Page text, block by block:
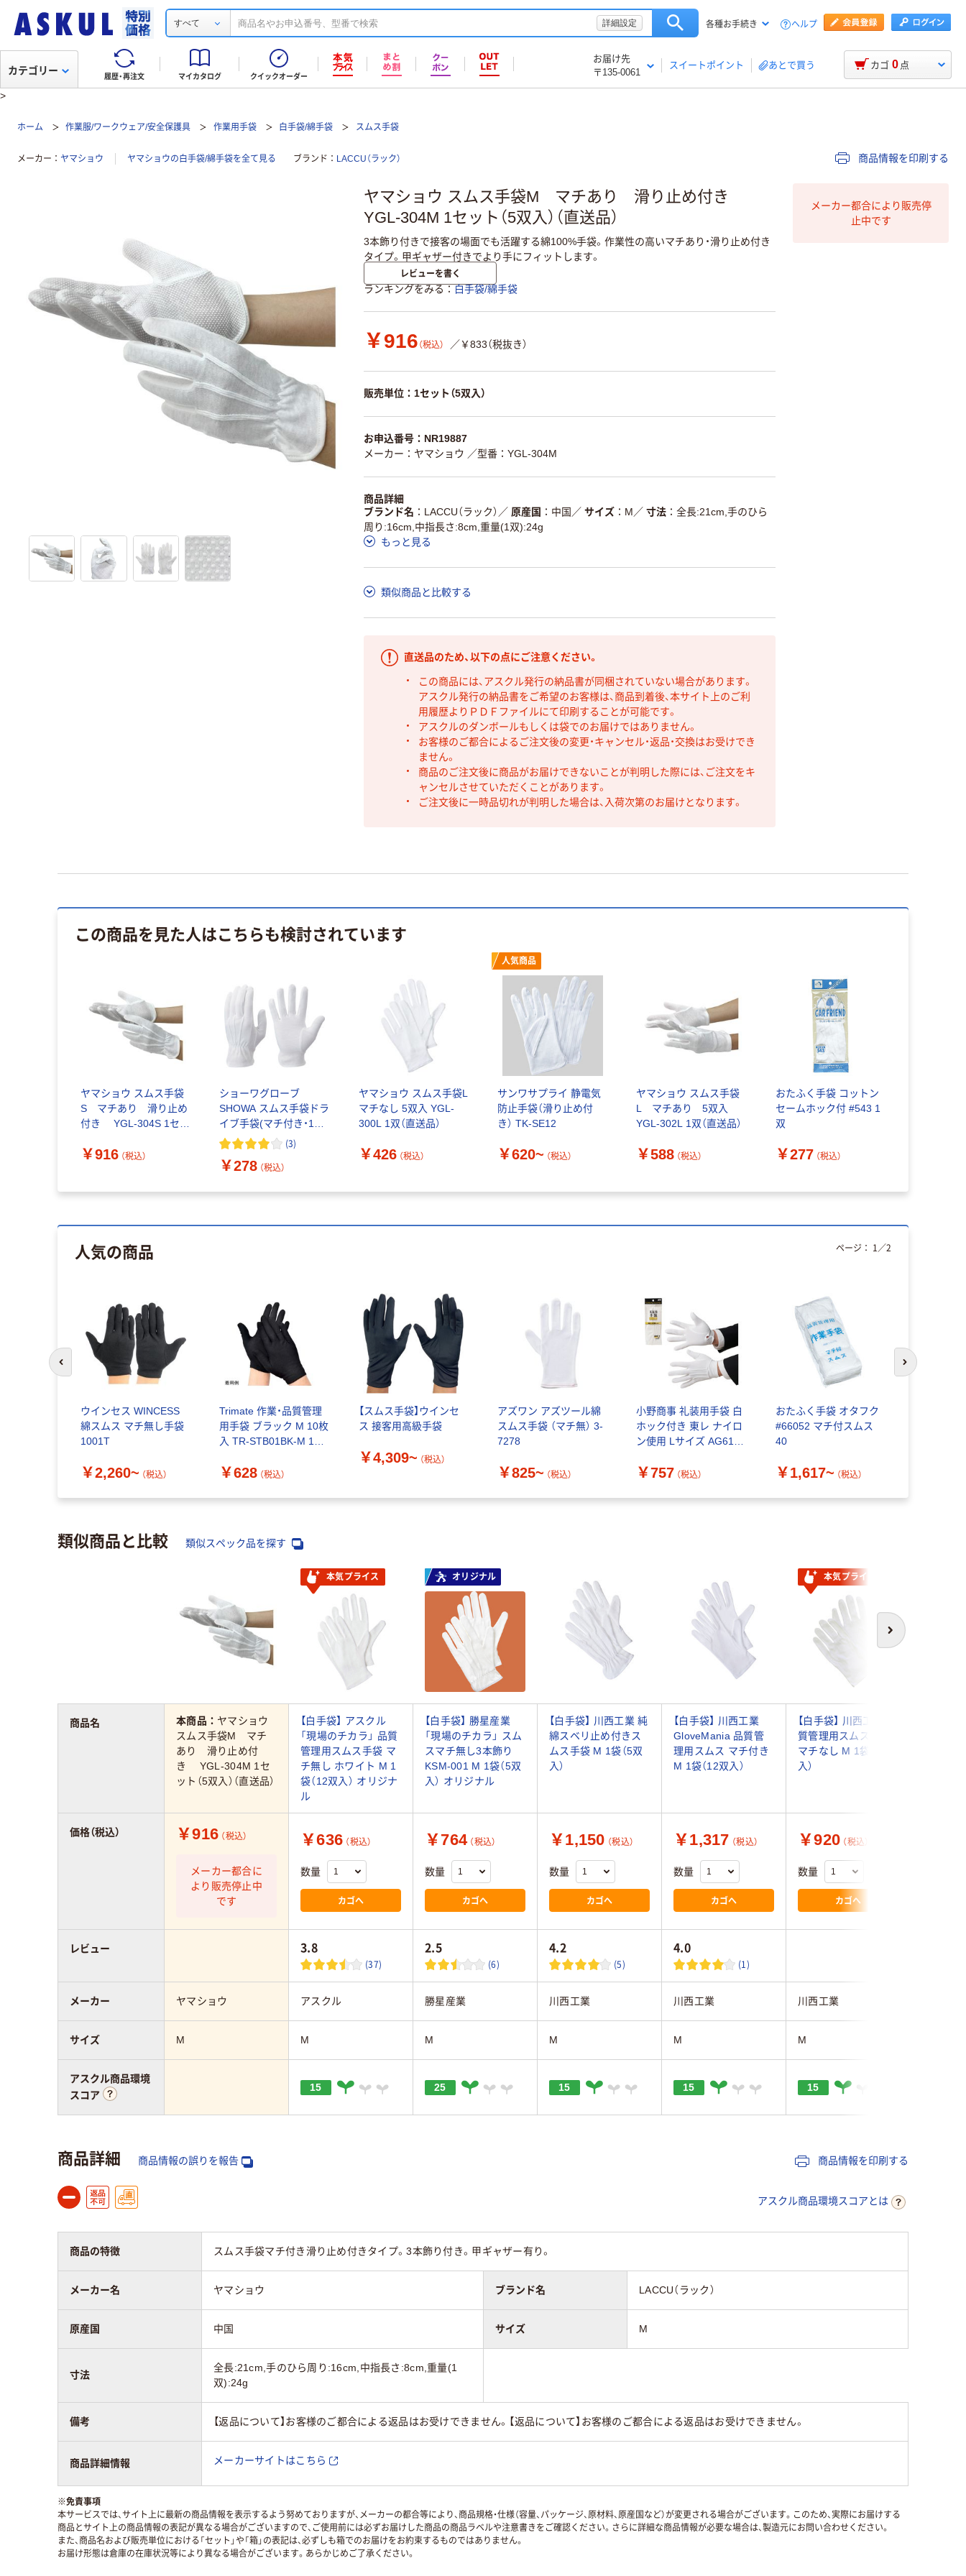
すべて 詳細設定 各種お手続き ヘルプ
履歴・再注文 マイカタログ クイックオーダー
お届け先
〒135-0061
スイートポイント あとで買う
カテゴリー カゴ 0 点
>
ホーム 作業服/ワークウェア/安全保護具 作業用手袋 白手袋/綿手袋 スムス手袋
メーカー ヤマショウ ヤマショウの白手袋/綿手袋を全て見る ブランド LACCU（ラック） 商品情報を印刷する
ヤマショウ スムス手袋M マチあり 滑り止め付き
YGL-304M 1セット（5双入）（直送品）
3本飾り付きで接客の場面でも活躍する綿100%手袋。作業性の高いマチあり・滑り止め付き
タイプ。甲ギャザー付きでより手にフィットします。
レビューを書く
ランキングをみる 白手袋/綿手袋
￥916 （税込） ／￥833（税抜き）
販売単位：1セット（5双入）
お申込番号：NR19887
メーカー：ヤマショウ ／型番：YGL-304M
商品詳細
ブランド名
LACCU（ラック） ／ 原産国 中国 ／ サイズ M ／ 寸法
全長:21cm,手のひら
周り:16cm,中指長さ:8cm,重量(1双):24g
もっと見る
類似商品と比較する
直送品のため、以下の点にご注意ください。
この商品には、アスクル発行の納品書が同梱されていない場合があります。
アスクル発行の納品書をご希望のお客様は、商品到着後、本サイト上のご利
用履歴よりＰＤＦファイルにて印刷することが可能です。
アスクルのダンボールもしくは袋でのお届けではありません。
お客様のご都合によるご注文後の変更・キャンセル・返品・交換はお受けでき
ません。
商品のご注文後に商品がお届けできないことが判明した際には、ご注文をキ
ャンセルさせていただくことがあります。
ご注文後に一時品切れが判明した場合は、入荷次第のお届けとなります。
メーカー都合により販売停
止中です
この商品を見た人はこちらも検討されています
ヤマショウ スムス手袋
S マチあり 滑り止め
付き YGL-304S 1セッ
￥916 （税込）
ショーワグローブ
SHOWA スムス手袋ドラ
イブ手袋(マチ付き・1双
入) フリーサイズ DRIVE
(3)
￥278 （税込）
ヤマショウ スムス手袋L
マチなし 5双入 YGL-
300L 1双（直送品）
￥426 （税込）
人気商品
サンワサプライ 静電気
防止手袋（滑り止め付
き） TK-SE12
￥620~ （税込）
ヤマショウ スムス手袋
L マチあり 5双入
YGL-302L 1双（直送品）
￥588 （税込）
おたふく手袋 コットン
セームホック付 #543 1
双
￥277 （税込）
人気の商品
ウインセス WINCESS
綿スムス マチ無し手袋
1001T
￥2,260~ （税込）
Trimate 作業・品質管理
用手袋 ブラック M 10枚
入 TR-STB01BK-M 1セ
76（直送品）
￥628 （税込）
【スムス手袋】ウインセ
ス 接客用高級手袋
￥4,309~ （税込）
アズワン アズツール綿
スムス手袋 （マチ無） 3-
7278
￥825~ （税込）
小野商事 礼装用手袋 白
ホック付き 東レ ナイロ
ン使用 Lサイズ AG616
￥757 （税込）
おたふく手袋 オタフク
#66052 マチ付スムス
40
￥1,617~ （税込）
ページ： 1 ／2
前のスライドへ 次のスライド
類似商品と比較 類似スペック品を探す
次へ
本気プライス オリジナル 本気プライス
本商品： ヤマショウ
スムス手袋M マチ
あり 滑り止め付
き YGL-304M 1セ
ット（5双入）（直送品）
【白手袋】 アスクル
「現場のチカラ」 品質
管理用スムス手袋 マ
チ無し ホワイト M 1
袋（12双入） オリジナ
ル
【白手袋】 勝星産業
「現場のチカラ」 スム
スマチ無し3本飾り
KSM-001 M 1袋（5双
入） オリジナル
【白手袋】 川西工業 純
綿スベリ止め付きス
ムス手袋 M 1袋（5双
入）
【白手袋】 川西工業
GloveMania 品質管
理用スムス マチ付き
M 1袋（12双入）
【白手袋】 川西工業 品
質管理用スムス手袋
マチなし M 1袋（12双
入）
￥916 （税込）
メーカー都合に
より販売停止中
です
￥636 （税込）
数量
カゴへ
￥764 （税込）
数量
カゴへ
￥1,150 （税込）
数量
カゴへ
￥1,317 （税込）
数量
カゴへ
￥920 （税込）
数量
カゴへ
3.8
(37)
2.5
(6)
4.2
(5)
4.0
(1)
ヤマショウ アスクル 勝星産業 川西工業 川西工業 川西工業
M M M M M M
15 25 15 15 15
商品名
価格（税込）
レビュー
メーカー
サイズ
アスクル商品環境
スコア
商品詳細 商品情報の誤りを報告 商品情報を印刷する
アスクル商品環境スコアとは
商品の特徴 スムス手袋マチ付き滑り止め付きタイプ。3本飾り付き。甲ギャザー有り。
メーカー名 ヤマショウ ブランド名 LACCU（ラック）
原産国 中国 サイズ M
寸法
全長:21cm,手のひら周り:16cm,中指長さ:8cm,重量(1
双):24g
備考 【返品について】お客様のご都合による返品はお受けできません。【返品について】お客様のご都合による返品はお受けできません。
商品詳細情報 メーカーサイトはこちら
※免責事項
本サービスでは、サイト上に最新の商品情報を表示するよう努めておりますが、メーカーの都合等により、商品規格・仕様（容量、パッケージ、原材料、原産国など）が変更される場合がございます。このため、実際にお届けする
商品とサイト上の商品情報の表記が異なる場合がございますので、ご使用前には必ずお届けした商品の商品ラベルや注意書きをご確認ください。さらに詳細な商品情報が必要な場合は、製造元にお問い合わせください。
また、商品名および販売単位における「セット」や「箱」の表記は、必ずしも箱でのお届けをお約束するものではありません。
お届け形態は倉庫の在庫状況等により異なる場合がございます。あらかじめご了承ください。